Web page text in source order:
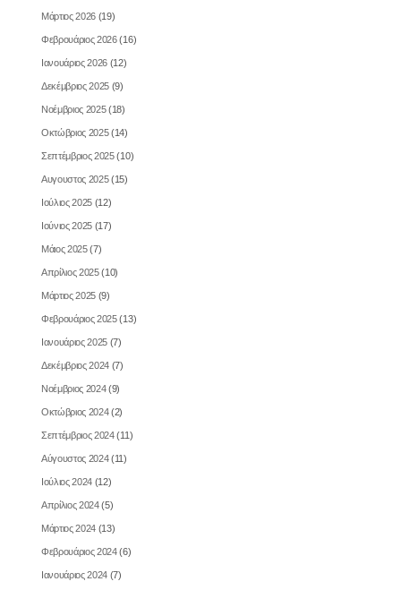
Μάρτιος 2026 (19)
Φεβρουάριος 2026(16)
Ιανουάριος 2026 (12)
Δεκέμβριος 2025 (9)
Νοέμβριος 2025(18)
Οκτώβριος 2025(14)
Σεπτέμβριος 2025(10)
Αυγουστος 2025(15)
Ιούλιος 2025 (12)
Ιούνιος 2025 (17)
Μάιος 2025(7)
Απρίλιος 2025(10)
Μάρτιος 2025 (9)
Φεβρουάριος 2025(13)
Ιανουάριος 2025 (7)
Δεκέμβριος 2024 (7)
Νοέμβριος 2024(9)
Οκτώβριος 2024(2)
Σεπτέμβριος 2024(11)
Αύγουστος 2024(11)
Ιούλιος 2024 (12)
Απρίλιος 2024(5)
Μάρτιος 2024 (13)
Φεβρουάριος 2024(6)
Ιανουάριος 2024 (7)